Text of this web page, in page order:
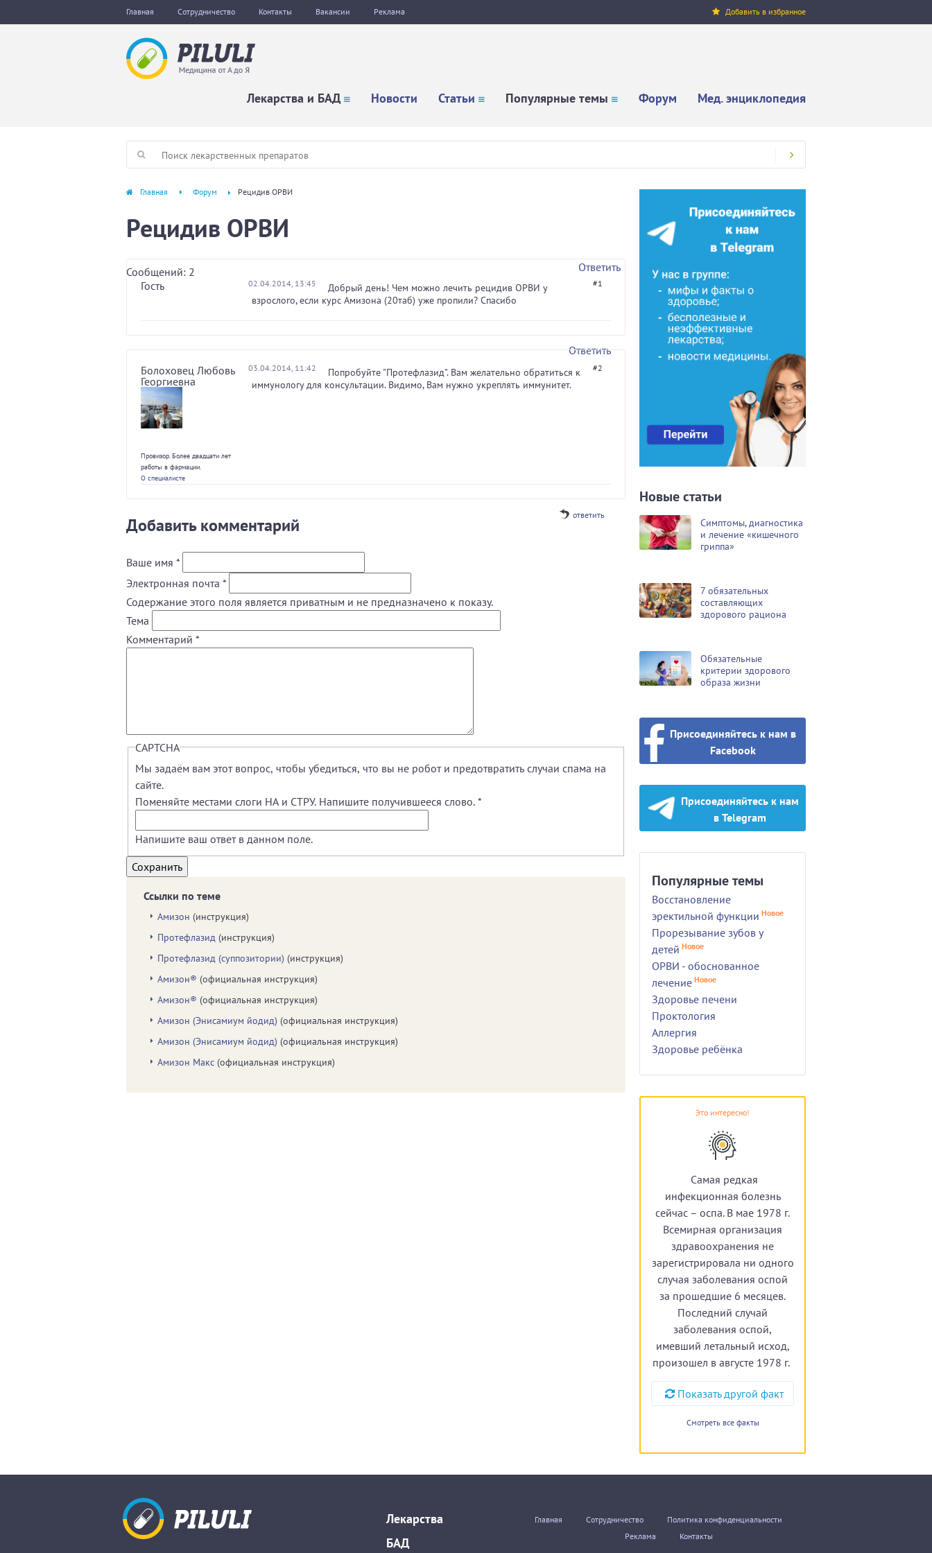
Главная Сотрудничество Контакты Вакансии Реклама Добавить в избранное
Лекарства и БАД Новости Статьи Популярные темы Форум Мед. энциклопедия
Главная Форум Рецидив ОРВИ
Рецидив ОРВИ
Сообщений: 2
Ответить
Гость
02.04.2014, 13:45 #1
Добрый день! Чем можно лечить рецидив ОРВИ у
взрослого, если курс Амизона (20таб) уже пропили? Спасибо
Ответить
Болоховец Любовь
Георгиевна
Провизор. Более двадцати лет
работы в фармации.
О специалисте
03.04.2014, 11:42 #2
Попробуйте "Протефлазид". Вам желательно обратиться к
иммунологу для консультации. Видимо, Вам нужно укреплять иммунитет.
ответить
Добавить комментарий
Ваше имя *
Электронная почта *
Содержание этого поля является приватным и не предназначено к показу.
Тема
Комментарий *
CAPTCHA
Мы задаём вам этот вопрос, чтобы убедиться, что вы не робот и предотвратить случаи спама на
сайте.
Поменяйте местами слоги НА и СТРУ. Напишите получившееся слово. *
Напишите ваш ответ в данном поле.
Ссылки по теме
Амизон (инструкция)
Протефлазид (инструкция)
Протефлазид (суппозитории) (инструкция)
Амизон® (официальная инструкция)
Амизон® (официальная инструкция)
Амизон (Энисамиум йодид) (официальная инструкция)
Амизон (Энисамиум йодид) (официальная инструкция)
Амизон Макс (официальная инструкция)
Новые статьи
Симптомы, диагностика
и лечение «кишечного
гриппа»
7 обязательных
составляющих
здорового рациона
Обязательные
критерии здорового
образа жизни
Присоединяйтесь к нам в
Facebook
Присоединяйтесь к нам
в Telegram
Популярные темы
Восстановление
эректильной функции Новое
Прорезывание зубов у
детей Новое
ОРВИ - обоснованное
лечение Новое
Здоровье печени
Проктология
Аллергия
Здоровье ребёнка
Это интересно!
Самая редкая
инфекционная болезнь
сейчас – оспа. В мае 1978 г.
Всемирная организация
здравоохранения не
зарегистрировала ни одного
случая заболевания оспой
за прошедшие 6 месяцев.
Последний случай
заболевания оспой,
имевший летальный исход,
произошел в августе 1978 г.
Показать другой факт
Смотреть все факты
Лекарства
БАД
Главная Сотрудничество
Политика конфиденциальности
Реклама
Контакты